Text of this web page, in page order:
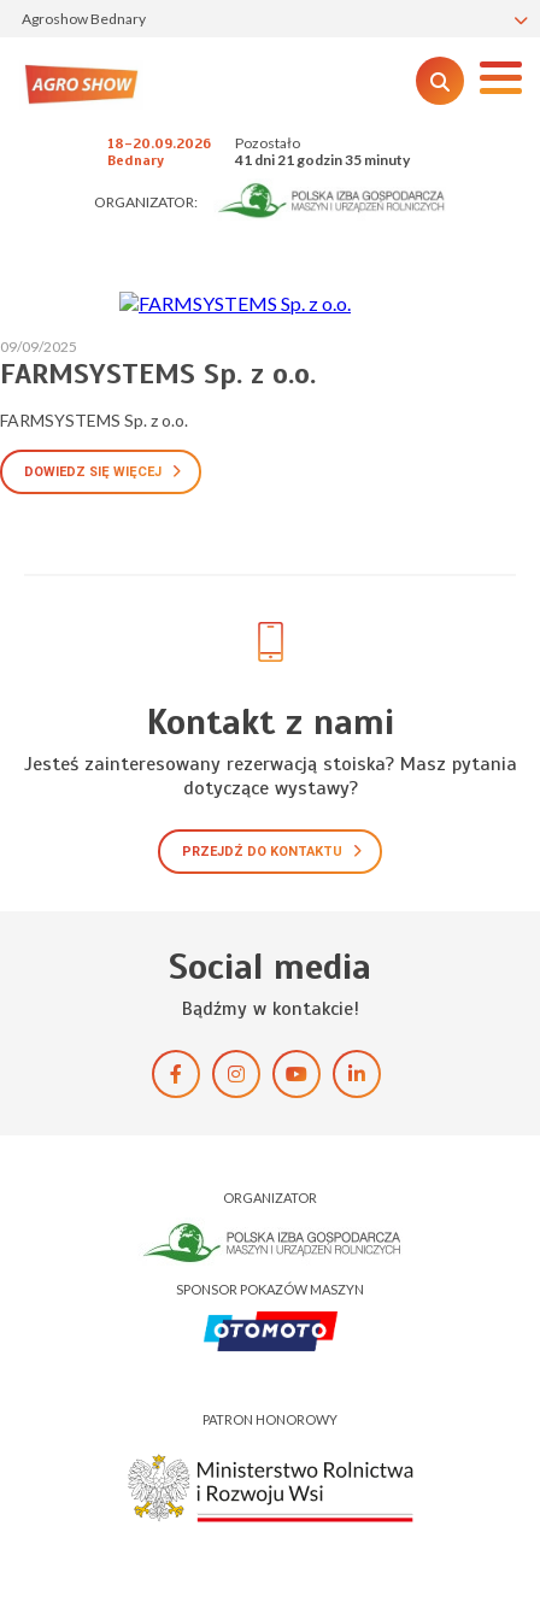
Agroshow Bednary
18-20.09.2026
Bednary
Pozostało
41 dni 21 godzin 35 minuty
ORGANIZATOR:
09/09/2025
FARMSYSTEMS Sp. z o.o.
FARMSYSTEMS Sp. z o.o.
DOWIEDZ SIĘ WIĘCEJ
Kontakt z nami
Jesteś zainteresowany rezerwacją stoiska? Masz pytania
dotyczące wystawy?
PRZEJDŹ DO KONTAKTU
Social media
Bądźmy w kontakcie!
ORGANIZATOR
SPONSOR POKAZÓW MASZYN
PATRON HONOROWY